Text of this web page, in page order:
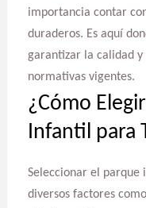
importancia contar
duraderos. Es aquí
garantizar la calidad
normativas vigentes.
¿Cómo
Infantil para
Seleccionar el parque
diversos factores